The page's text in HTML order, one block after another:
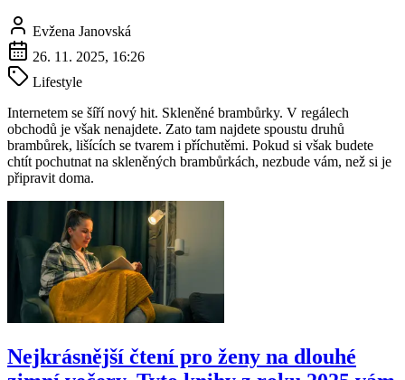
Evžena Janovská
26. 11. 2025, 16:26
Lifestyle
Internetem se šíří nový hit. Skleněné brambůrky. V regálech
obchodů je však nenajdete. Zato tam najdete spoustu druhů
brambůrek, lišících se tvarem i příchutěmi. Pokud si však budete
chtít pochutnat na skleněných brambůrkách, nezbude vám, než si je
připravit doma.
Nejkrásnější čtení pro ženy na dlouhé